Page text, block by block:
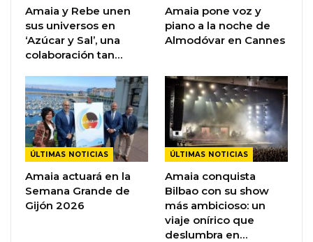
Amaia y Rebe unen
sus universos en
‘Azúcar y Sal’, una
colaboración tan…
Amaia pone voz y
piano a la noche de
Almodóvar en Cannes
ÚLTIMAS NOTICIAS
Amaia actuará en la
Semana Grande de
Gijón 2026
ÚLTIMAS NOTICIAS
Amaia conquista
Bilbao con su show
más ambicioso: un
viaje onírico que
deslumbra en…